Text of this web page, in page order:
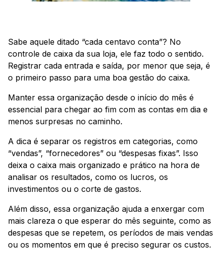
Sabe aquele ditado “cada centavo conta”? No
controle de caixa da sua loja, ele faz todo o sentido.
Registrar cada entrada e saída, por menor que seja, é
o primeiro passo para uma boa gestão do caixa.
Manter essa organização desde o início do mês é
essencial para chegar ao fim com as contas em dia e
menos surpresas no caminho.
A dica é separar os registros em categorias, como
“vendas”, “fornecedores” ou “despesas fixas”. Isso
deixa o caixa mais organizado e prático na hora de
analisar os resultados, como os lucros, os
investimentos ou o corte de gastos.
Além disso, essa organização ajuda a enxergar com
mais clareza o que esperar do mês seguinte, como as
despesas que se repetem, os períodos de mais vendas
ou os momentos em que é preciso segurar os custos.